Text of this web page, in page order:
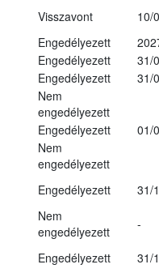
Visszavont
10/
Engedélyezett
Engedélyezett
31/
Engedélyezett
31/
Nem
engedélyezett
Engedélyezett
01/
Nem
engedélyezett
Engedélyezett 31/
Nem
engedélyezett
-
Engedélyezett 31/